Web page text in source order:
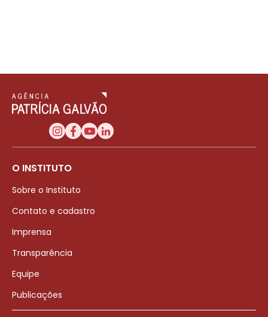
O INSTITUTO
Sobre o Instituto
Contato e cadastro
Imprensa
Transparência
Equipe
Publicações